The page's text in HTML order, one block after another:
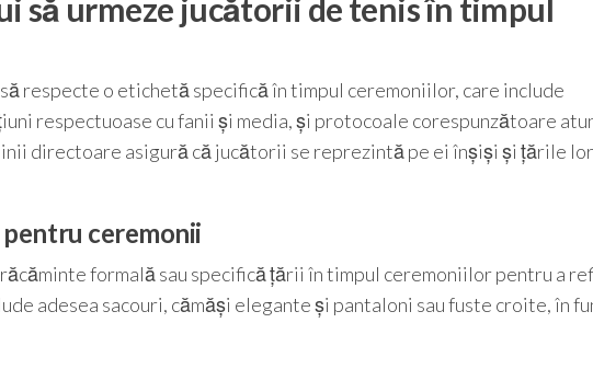
să urmeze jucătorii de tenis în timpul
respecte o etichetă specifică în timpul ceremoniilor, care include
respectuoase cu fanii și media, și protocoale corespunzătoare
directoare asigură că jucătorii se reprezintă pe ei înșiși și țările
ceremonii
formală sau specifică țării în timpul ceremoniilor pentru a
adesea sacouri, cămăși elegante și pantaloni sau fuste croite, în